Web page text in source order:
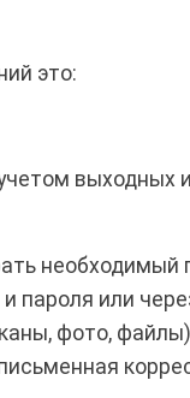
это:
выходных
необходимый
пароля или
фото,